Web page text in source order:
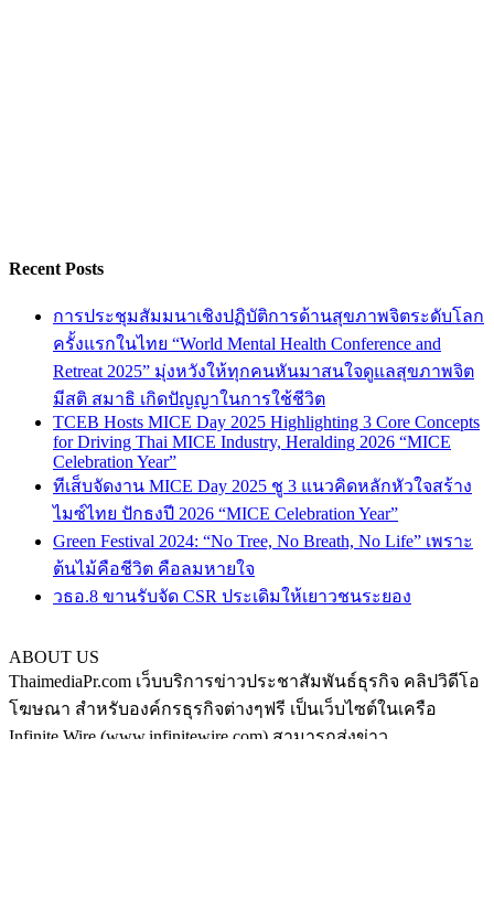
Recent Posts
การประชุมสัมมนาเชิงปฏิบัติการด้านสุขภาพจิตระดับโลก
ครั้งแรกในไทย “World Mental Health Conference and
Retreat 2025” มุ่งหวังให้ทุกคนหันมาสนใจดูแลสุขภาพจิต
มีสติ สมาธิ เกิดปัญญาในการใช้ชีวิต
TCEB Hosts MICE Day 2025 Highlighting 3 Core Concepts
for Driving Thai MICE Industry, Heralding 2026 “MICE
Celebration Year”
ทีเส็บจัดงาน MICE Day 2025 ชู 3 แนวคิดหลักหัวใจสร้าง
ไมซ์ไทย ปักธงปี 2026 “MICE Celebration Year”
Green Festival 2024: “No Tree, No Breath, No Life” เพราะ
ต้นไม้คือชีวิต คือลมหายใจ
วธอ.8 ขานรับจัด CSR ประเดิมให้เยาวชนระยอง
ABOUT US
ThaimediaPr.com เว็บบริการข่าวประชาสัมพันธ์ธุรกิจ คลิปวิดีโอ
โฆษณา สำหรับองค์กรธุรกิจต่างๆฟรี เป็นเว็บไซต์ในเครือ
Infinite Wire (www.infinitewire.com) สามารถส่งข่าว